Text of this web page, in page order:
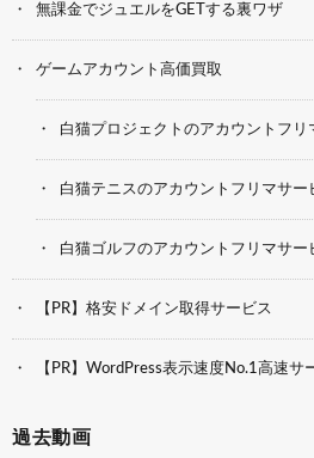
無課金でジュエルをGETする裏ワザ
ゲームアカウント高価買取
白猫プロジェクトのアカウントフリ
白猫テニスのアカウントフリマサー
白猫ゴルフのアカウントフリマサー
【PR】格安ドメイン取得サービス
【PR】WordPress表示速度No.1高速サ
過去動画